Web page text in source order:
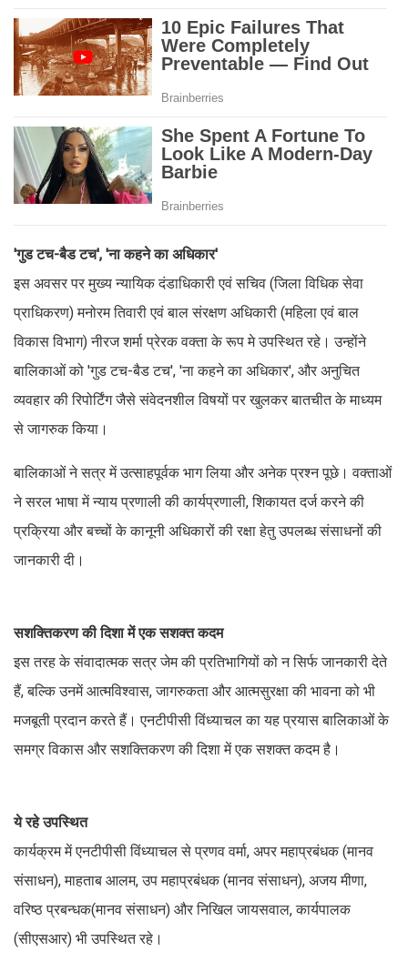
'गुड टच-बैड टच', 'ना कहने का अधिकार'
इस अवसर पर मुख्य न्यायिक दंडाधिकारी एवं सचिव (जिला विधिक सेवा
प्राधिकरण) मनोरम तिवारी एवं बाल संरक्षण अधिकारी (महिला एवं बाल
विकास विभाग) नीरज शर्मा प्रेरक वक्ता के रूप मे उपस्थित रहे। उन्होंने
बालिकाओं को 'गुड टच-बैड टच', 'ना कहने का अधिकार', और अनुचित
व्यवहार की रिपोर्टिंग जैसे संवेदनशील विषयों पर खुलकर बातचीत के माध्यम
से जागरुक किया।
बालिकाओं ने सत्र में उत्साहपूर्वक भाग लिया और अनेक प्रश्न पूछे। वक्ताओं
ने सरल भाषा में न्याय प्रणाली की कार्यप्रणाली, शिकायत दर्ज करने की
प्रक्रिया और बच्चों के कानूनी अधिकारों की रक्षा हेतु उपलब्ध संसाधनों की
जानकारी दी।
सशक्तिकरण की दिशा में एक सशक्त कदम
इस तरह के संवादात्मक सत्र जेम की प्रतिभागियों को न सिर्फ जानकारी देते
हैं, बल्कि उनमें आत्मविश्वास, जागरुकता और आत्मसुरक्षा की भावना को भी
मजबूती प्रदान करते हैं। एनटीपीसी विंध्याचल का यह प्रयास बालिकाओं के
समग्र विकास और सशक्तिकरण की दिशा में एक सशक्त कदम है।
ये रहे उपस्थित
कार्यक्रम में एनटीपीसी विंध्याचल से प्रणव वर्मा, अपर महाप्रबंधक (मानव
संसाधन), माहताब आलम, उप महाप्रबंधक (मानव संसाधन), अजय मीणा,
वरिष्ठ प्रबन्धक(मानव संसाधन) और निखिल जायसवाल, कार्यपालक
(सीएसआर) भी उपस्थित रहे।